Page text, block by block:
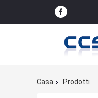
Casa Prodotti